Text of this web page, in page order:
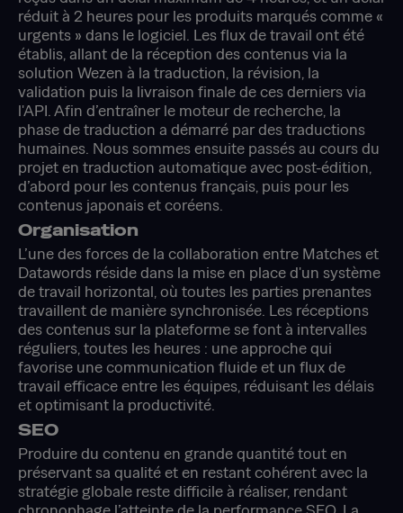
réduit à 2 heures pour les produits marqués comme «
urgents » dans le logiciel. Les flux de travail ont été
établis, allant de la réception des contenus via la
solution Wezen à la traduction, la révision, la
validation puis la livraison finale de ces derniers via
l'API. Afin d’entraîner le moteur de recherche, la
phase de traduction a démarré par des traductions
humaines. Nous sommes ensuite passés au cours du
projet en traduction automatique avec post-édition,
d’abord pour les contenus français, puis pour les
contenus japonais et coréens.
Organisation
L’une des forces de la collaboration entre Matches et
Datawords réside dans la mise en place d'un système
de travail horizontal, où toutes les parties prenantes
travaillent de manière synchronisée. Les réceptions
des contenus sur la plateforme se font à intervalles
réguliers, toutes les heures : une approche qui
favorise une communication fluide et un flux de
travail efficace entre les équipes, réduisant les délais
et optimisant la productivité.
SEO
Produire du contenu en grande quantité tout en
préservant sa qualité et en restant cohérent avec la
stratégie globale reste difficile à réaliser, rendant